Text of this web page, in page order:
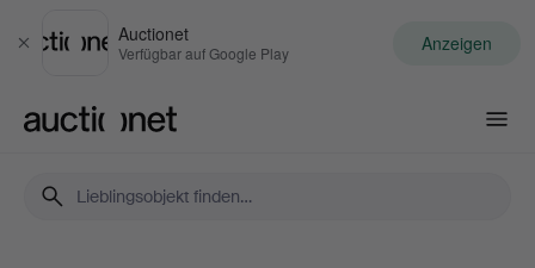
Schließen
Auctionet
Verfügbar auf Google Play Anzeigen